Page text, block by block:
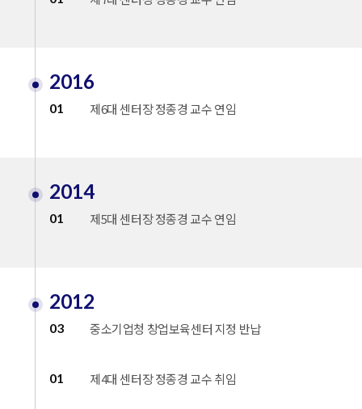
2016
01 제6대 센터장 정종경 교수 연임
2014
01 제5대 센터장 정종경 교수 연임
2012
03 중소기업청 창업보육센터 지정 반납
01 제4대 센터장 정종경 교수 취임